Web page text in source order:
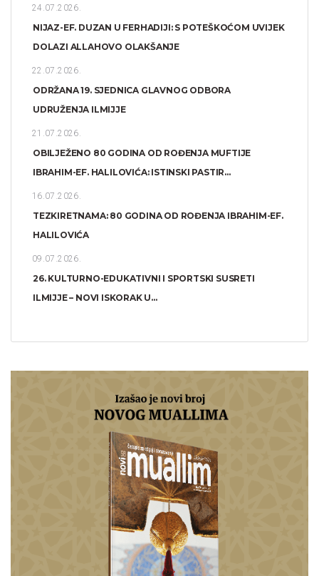
24.07.2026.
NIJAZ-EF. DUZAN U FERHADIJI: S POTEŠKOĆOM UVIJEK
DOLAZI ALLAHOVO OLAKŠANJE
22.07.2026.
ODRŽANA 19. SJEDNICA GLAVNOG ODBORA
UDRUŽENJA ILMIJJE
21.07.2026.
OBILJEŽENO 80 GODINA OD ROĐENJA MUFTIJE
IBRAHIM-EF. HALILOVIĆA: ISTINSKI PASTIR...
16.07.2026.
TEZKIRETNAMA: 80 GODINA OD ROĐENJA IBRAHIM-EF.
HALILOVIĆA
09.07.2026.
26. KULTURNO-EDUKATIVNI I SPORTSKI SUSRETI
ILMIJJE – NOVI ISKORAK U...